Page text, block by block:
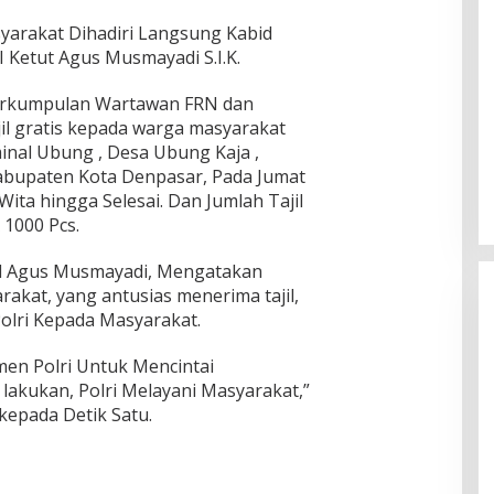
Dihadiri Langsung Kabid
Agus Musmayadi S.I.K.
Wartawan FRN dan
gratis kepada warga masyarakat
Ubung , Desa Ubung Kaja ,
Kota Denpasar, Pada Jumat
hingga Selesai. Dan Jumlah Tajil
Pcs.
Musmayadi, Mengatakan
yang antusias menerima tajil,
Kepada Masyarakat.
Polri Untuk Mencintai
Polri Melayani Masyarakat,”
Detik Satu.
Ingklut Penjelasan Agus Flores
Soal Kinerja Polri Di Hari
Bhayangkara ke 76
Di Politik, Polri | Juli 2, 2022